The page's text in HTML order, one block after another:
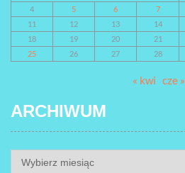
4
5 6 7
11
12 13 14
18
19 20 21
25
26 27 28
« kwi cze »
ARCHIWUM
ARCHIWUM